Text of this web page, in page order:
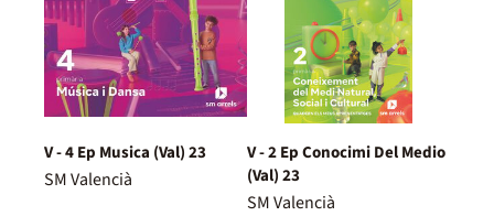
V - 4 Ep Musica (Val) 23
SM Valencià
V - 2 Ep Conocimi Del Medio
(Val) 23
SM Valencià